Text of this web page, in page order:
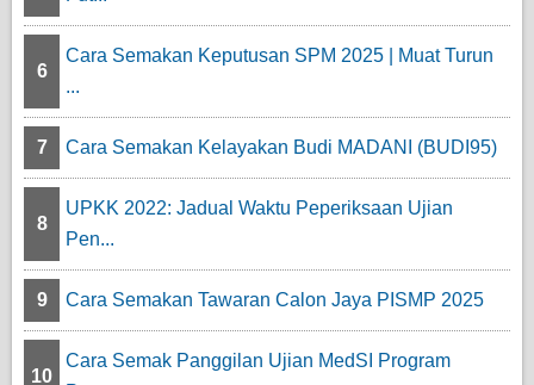
6
Cara Semakan Keputusan SPM 2025 | Muat Turun
...
7 Cara Semakan Kelayakan Budi MADANI (BUDI95)
8
UPKK 2022: Jadual Waktu Peperiksaan Ujian
Pen...
9 Cara Semakan Tawaran Calon Jaya PISMP 2025
10
Cara Semak Panggilan Ujian MedSI Program